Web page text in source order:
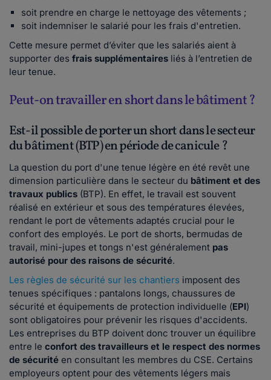
soit prendre en charge le nettoyage des vêtements ;
soit indemniser le salarié pour les frais d'entretien.
Cette mesure permet d’éviter que les salariés aient à
supporter des frais supplémentaires liés à l’entretien de
leur tenue.
Peut-on travailler en short dans le bâtiment ?
Est-il possible de porter un short dans le secteur
du bâtiment (BTP) en période de canicule ?
La question du port d'une tenue légère en été revêt une
dimension particulière dans le secteur du bâtiment et des
travaux publics (BTP). En effet, le travail est souvent
réalisé en extérieur et sous des températures élevées,
rendant le port de vêtements adaptés crucial pour le
confort des employés. Le port de shorts, bermudas de
travail, mini-jupes et tongs n'est généralement pas
autorisé pour des raisons de sécurité.
Les règles de sécurité sur les chantiers imposent des
tenues spécifiques : pantalons longs, chaussures de
sécurité et équipements de protection individuelle (EPI)
sont obligatoires pour prévenir les risques d'accidents.
Les entreprises du BTP doivent donc trouver un équilibre
entre le confort des travailleurs et le respect des normes
de sécurité en consultant les membres du CSE. Certains
employeurs optent pour des vêtements légers mais